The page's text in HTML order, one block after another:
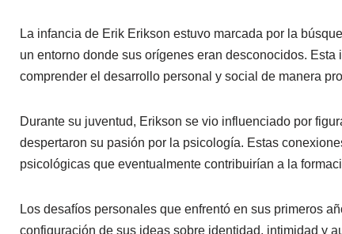
La infancia de Erik Erikson estuvo marcada por la
un entorno donde sus orígenes eran desconocidos.
comprender el desarrollo personal y social de manera
Durante su juventud, Erikson se vio influenciado por
despertaron su pasión por la psicología. Estas
psicológicas que eventualmente contribuirían a la
Los desafíos personales que enfrentó en sus primeros
configuración de sus ideas sobre identidad, intimidad y